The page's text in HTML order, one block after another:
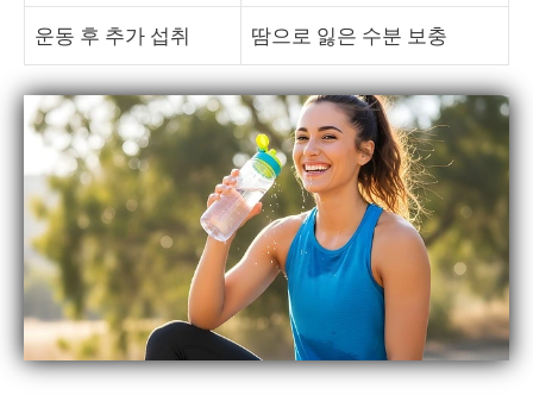
운동 후 추가 섭취 땀으로 잃은 수분 보충